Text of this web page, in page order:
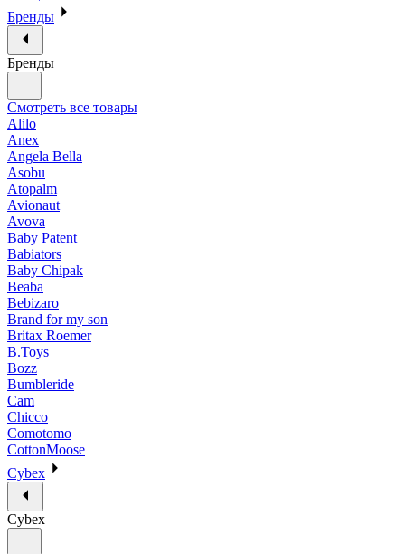
Бренды
Бренды
Смотреть все товары
Alilo
Anex
Angela Bella
Asobu
Atopalm
Avionaut
Avova
Baby Patent
Babiators
Baby Chipak
Beaba
Bebizaro
Brand for my son
Britax Roemer
B.Toys
Bozz
Bumbleride
Cam
Chicco
Comotomo
CottonMoose
Cybex
Cybex